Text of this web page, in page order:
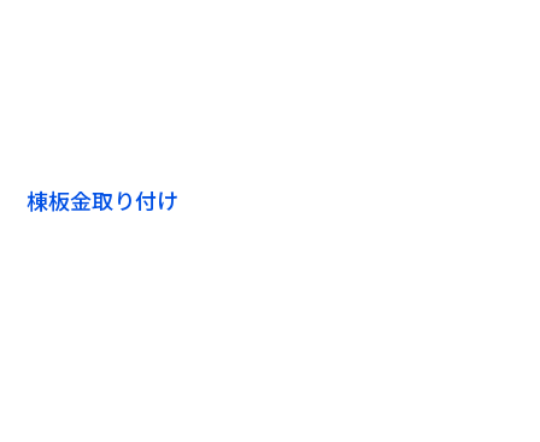
棟板金取り付け